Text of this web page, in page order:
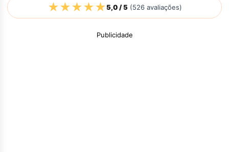
★★★★★5,0/ 5(526avaliações)
Publicidade